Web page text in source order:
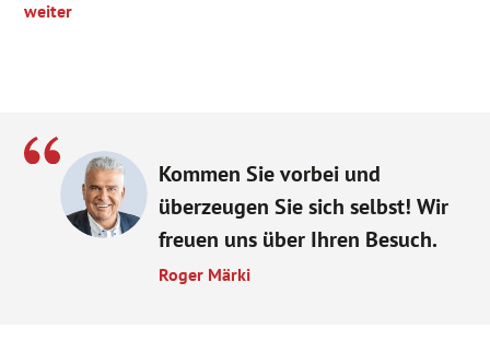
weiter
Kommen Sie vorbei und
überzeugen Sie sich selbst! Wir
freuen uns über Ihren Besuch.
Roger Märki